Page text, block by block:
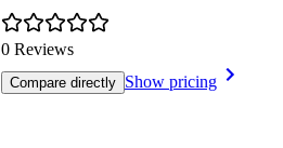
0 Reviews
Compare directly Show pricing